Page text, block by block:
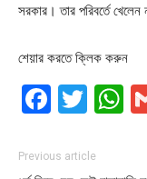
সরকার। তার পরিবর্তে
শেয়ার করতে ক্লিক করুন
Previous article